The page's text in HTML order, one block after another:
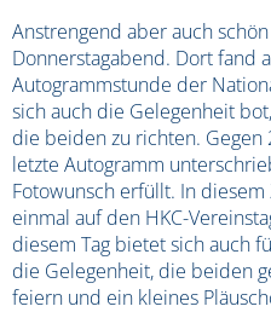
Anstrengend aber auch
Donnerstagabend. Dort fand
Autogrammstunde der
sich auch die Gelegenheit
die beiden zu richten.
letzte Autogramm
Fotowunsch erfüllt. In
einmal auf den HKC-
diesem Tag bietet sich auch
die Gelegenheit, die beiden
feiern und ein kleines